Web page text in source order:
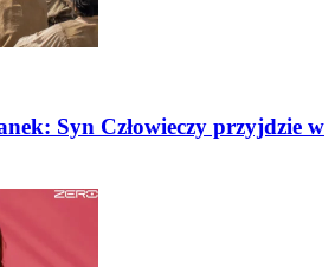
Syn Człowieczy przyjdzie w